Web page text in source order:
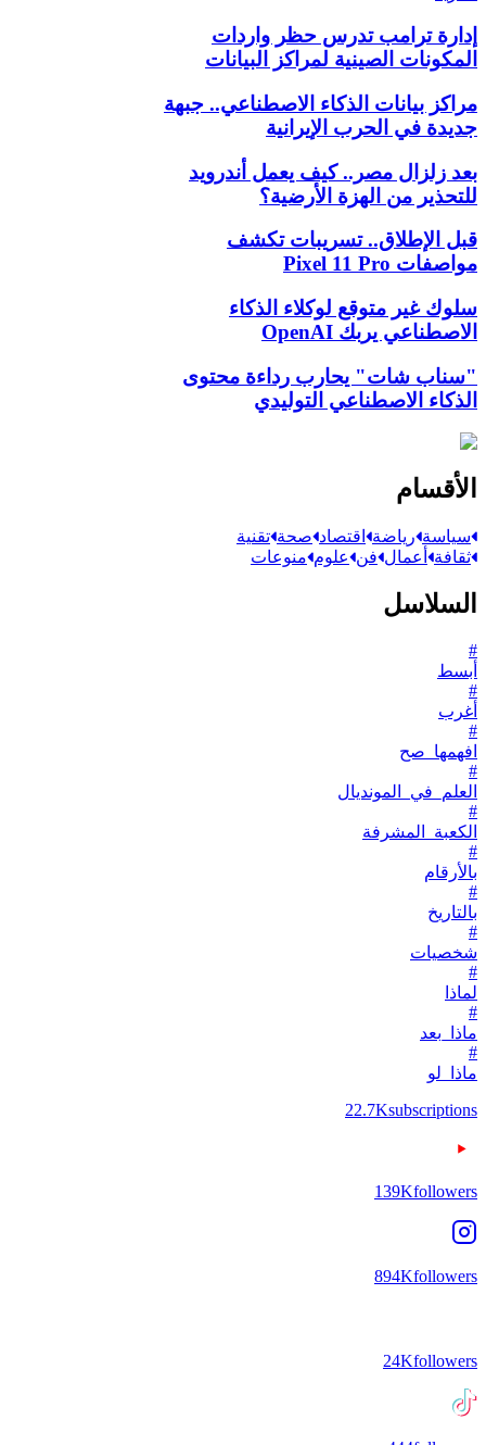
إدارة ترامب تدرس حظر واردات
المكونات الصينية لمراكز البيانات
مراكز بيانات الذكاء الاصطناعي.. جبهة
جديدة في الحرب الإيرانية
بعد زلزال مصر.. كيف يعمل أندرويد
للتحذير من الهزة الأرضية؟
قبل الإطلاق.. تسريبات تكشف
مواصفات Pixel 11 Pro
سلوك غير متوقع لوكلاء الذكاء
الاصطناعي يربك OpenAI
"سناب شات" يحارب رداءة محتوى
الذكاء الاصطناعي التوليدي
الأقسام
سياسة رياضة اقتصاد صحة تقنية
ثقافة أعمال فن علوم منوعات
السلاسل
#
أبسط
#
أغرب
#
افهمها_صح
#
العلم_في_المونديال
#
الكعبة_المشرفة
#
بالأرقام
#
بالتاريخ
#
شخصيات
#
لماذا
#
ماذا_بعد
#
ماذا_لو
22.7Ksubscriptions
139Kfollowers
894Kfollowers
24Kfollowers